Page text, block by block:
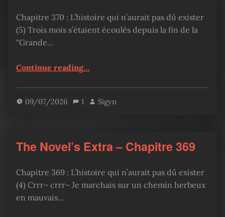
Chapitre 370 : L’histoire qui n’aurait pas dû exister
(5) Trois mois s’étaient écoulés depuis la fin de la
“Grande…
Continue reading“The Novel’s Extra – Chapitre 370”
…
09/07/2026 1 Sigyn
The Novel’s Extra – Chapitre 369
Chapitre 369 : L’histoire qui n’aurait pas dû exister
(4) Crrr– crrr– Je marchais sur un chemin herbeux
en mauvais…